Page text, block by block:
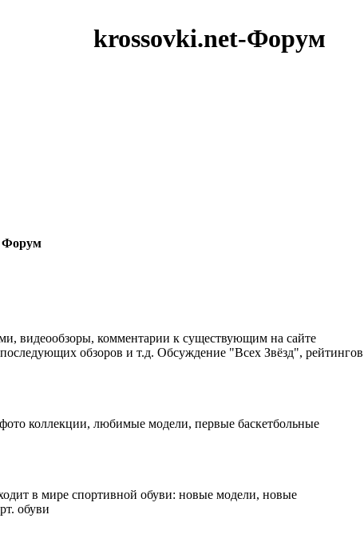
krossovki.net-Форум
Форум
видеообзоры, комментарии к существующим на сайте
обзоров и т.д. Обсуждение "Всех Звёзд", рейтингов
коллекции, любимые модели, первые баскетбольные
в мире спортивной обуви: новые модели, новые
обуви